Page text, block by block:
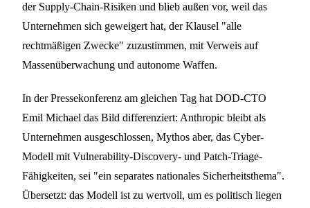
der Supply-Chain-Risiken und blieb außen vor, weil das
Unternehmen sich geweigert hat, der Klausel "alle
rechtmäßigen Zwecke" zuzustimmen, mit Verweis auf
Massenüberwachung und autonome Waffen.
In der Pressekonferenz am gleichen Tag hat DOD-CTO
Emil Michael das Bild differenziert: Anthropic bleibt als
Unternehmen ausgeschlossen, Mythos aber, das Cyber-
Modell mit Vulnerability-Discovery- und Patch-Triage-
Fähigkeiten, sei "ein separates nationales Sicherheitsthema".
Übersetzt: das Modell ist zu wertvoll, um es politisch liegen